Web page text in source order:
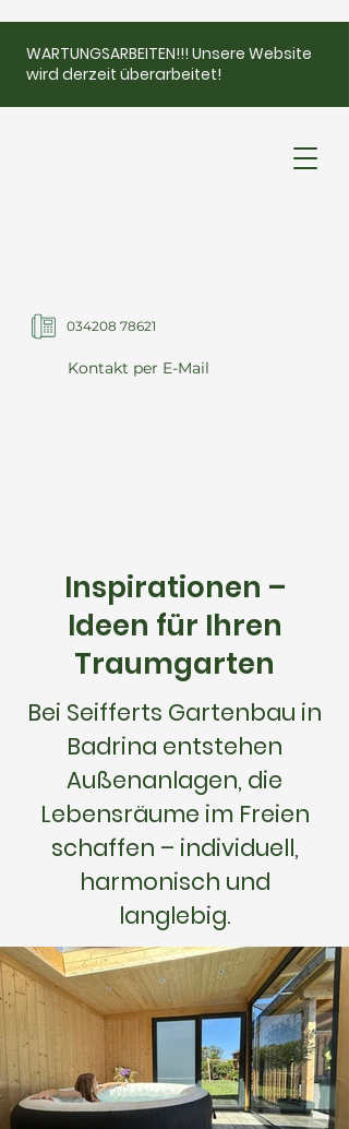
WARTUNGSARBEITEN!!! Unsere Website
wird derzeit überarbeitet!
034208 78621
Kontakt per E-Mail
Inspirationen –
Ideen für Ihren
Traumgarten
Bei Seifferts Gartenbau in
Badrina entstehen
Außenanlagen, die
Lebensräume im Freien
schaffen – individuell,
harmonisch und
langlebig.